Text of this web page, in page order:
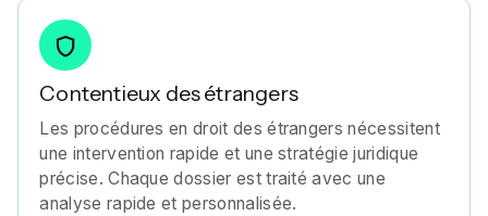
Contentieux des étrangers
Les procédures en droit des étrangers nécessitent
une intervention rapide et une stratégie juridique
précise. Chaque dossier est traité avec une
analyse rapide et personnalisée.